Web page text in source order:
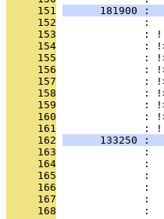
     151
181900 :
     152
              :
     153
:
     154
:
     155
:
     156
:
     157
:
     158
:
     159
:
     160
:
     161
:
     162
133250 :
     163
:
     164
:
     165
:
     166
:
     167
              :
     168
: